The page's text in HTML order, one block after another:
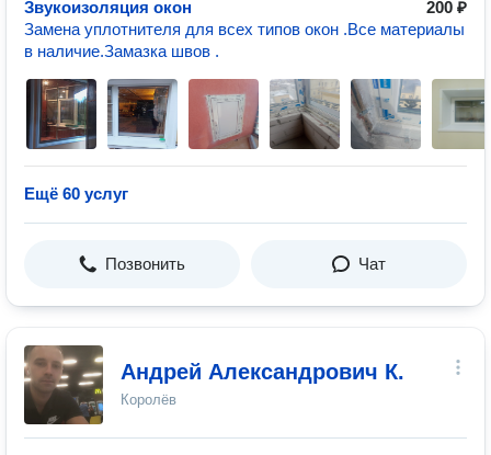
Звукоизоляция окон
200 ₽
Замена уплотнителя для всех типов окон .Все материалы
в наличие.Замазка швов .
Ещё 60 услуг
Позвонить Чат
Андрей Александрович К.
Королёв